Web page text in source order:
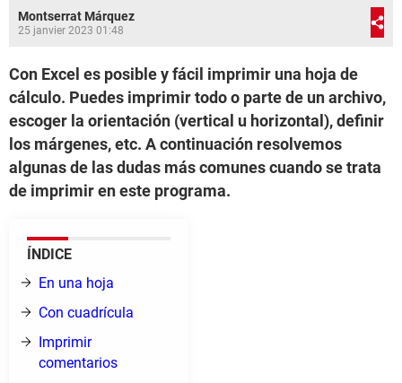
Montserrat Márquez
25 janvier 2023 01:48
Con Excel es posible y fácil imprimir una hoja de
cálculo. Puedes imprimir todo o parte de un archivo,
escoger la orientación (vertical u horizontal), definir
los márgenes, etc. A continuación resolvemos
algunas de las dudas más comunes cuando se trata
de imprimir en este programa.
ÍNDICE
En una hoja
Con cuadrícula
Imprimir
comentarios